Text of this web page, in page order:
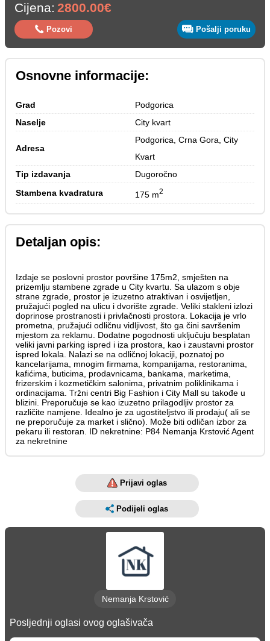
Cijena: 2800.00€
Pozovi Pošalji poruku
Osnovne informacije:
Grad
Podgorica
Naselje
City kvart
Adresa
Podgorica, Crna Gora, City
Kvart
Tip izdavanja
Dugoročno
Stambena kvadratura
175 m2
Detaljan opis:
Izdaje se poslovni prostor površine 175m2, smješten na
prizemlju stambene zgrade u City kvartu. Sa ulazom s obje
strane zgrade, prostor je izuzetno atraktivan i osvijetljen,
pružajući pogled na ulicu i dvorište zgrade. Veliki stakleni izlozi
doprinose prostranosti i privlačnosti prostora. Lokacija je vrlo
prometna, pružajući odličnu vidljivost, što ga čini savršenim
mjestom za reklamu. Dodatne pogodnosti uključuju besplatan
veliki javni parking ispred i iza prostora, kao i zaustavni prostor
ispred lokala. Nalazi se na odličnoj lokaciji, poznatoj po
kancelarijama, mnogim firmama, kompanijama, restoranima,
kafićima, buticima, prodavnicama, bankama, marketima,
frizerskim i kozmetičkim salonima, privatnim poliklinikama i
ordinacijama. Tržni centri Big Fashion i City Mall su takođe u
blizini. Preporučuje se kao izuzetno prilagodljiv prostor za
različite namjene. Idealno je za ugostiteljstvo ili prodaju( ali se
ne preporučuje za market i slično). Može biti odličan izbor za
pekaru ili restoran. ID nekretnine: P84 Nemanja Krstović Agent
za nekretnine
Prijavi oglas
Podijeli oglas
Nemanja Krstović
Posljednji oglasi ovog oglašivača